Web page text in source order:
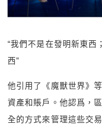
“我們不是在發明新東西
西”
他引用了《魔獸世界》
資產和賬戶。他認爲，
全的方式來管理這些交易